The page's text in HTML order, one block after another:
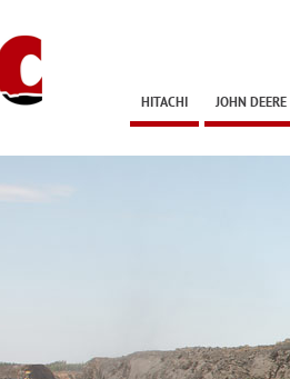
HITACHI JOHN DEERE